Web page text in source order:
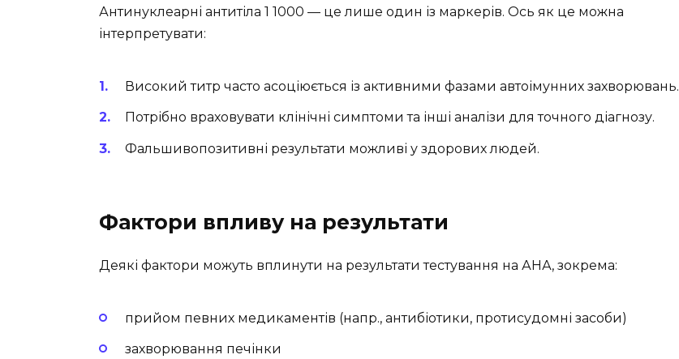
Антинуклеарні антитіла 1 1000 — це лише один із маркерів. Ось як це можна
інтерпретувати:
Високий титр часто асоціюється із активними фазами автоімунних захворювань.
Потрібно враховувати клінічні симптоми та інші аналізи для точного діагнозу.
Фальшивопозитивні результати можливі у здорових людей.
Фактори впливу на результати
Деякі фактори можуть вплинути на результати тестування на АНА, зокрема:
прийом певних медикаментів (напр., антибіотики, протисудомні засоби)
захворювання печінки